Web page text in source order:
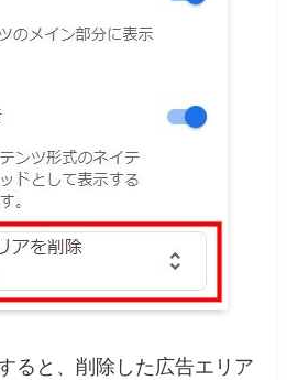
ると、削除した広告エリア